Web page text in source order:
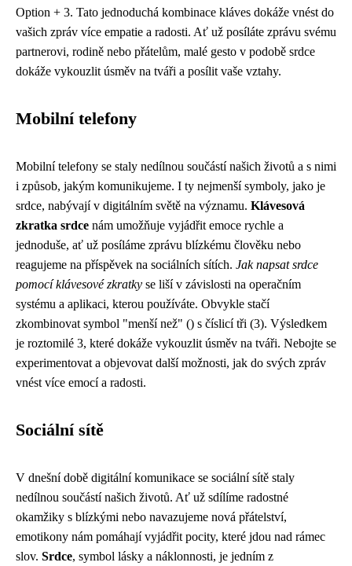
Option + 3. Tato jednoduchá kombinace kláves dokáže vnést do
vašich zpráv více empatie a radosti. Ať už posíláte zprávu svému
partnerovi, rodině nebo přátelům, malé gesto v podobě srdce
dokáže vykouzlit úsměv na tváři a posílit vaše vztahy.
Mobilní telefony
Mobilní telefony se staly nedílnou součástí našich životů a s nimi
i způsob, jakým komunikujeme. I ty nejmenší symboly, jako je
srdce, nabývají v digitálním světě na významu. Klávesová
zkratka srdce nám umožňuje vyjádřit emoce rychle a
jednoduše, ať už posíláme zprávu blízkému člověku nebo
reagujeme na příspěvek na sociálních sítích. Jak napsat srdce
pomocí klávesové zkratky se liší v závislosti na operačním
systému a aplikaci, kterou používáte. Obvykle stačí
zkombinovat symbol "menší než" () s číslicí tři (3). Výsledkem
je roztomilé 3, které dokáže vykouzlit úsměv na tváři. Nebojte se
experimentovat a objevovat další možnosti, jak do svých zpráv
vnést více emocí a radosti.
Sociální sítě
V dnešní době digitální komunikace se sociální sítě staly
nedílnou součástí našich životů. Ať už sdílíme radostné
okamžiky s blízkými nebo navazujeme nová přátelství,
emotikony nám pomáhají vyjádřit pocity, které jdou nad rámec
slov. Srdce, symbol lásky a náklonnosti, je jedním z